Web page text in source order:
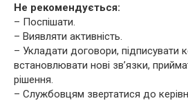
Не рекомендується:
– Поспішати.
– Виявляти активність.
– Укладати договори, підписувати
встановлювати нові зв’язки,
рішення.
– Службовцям звертатися до